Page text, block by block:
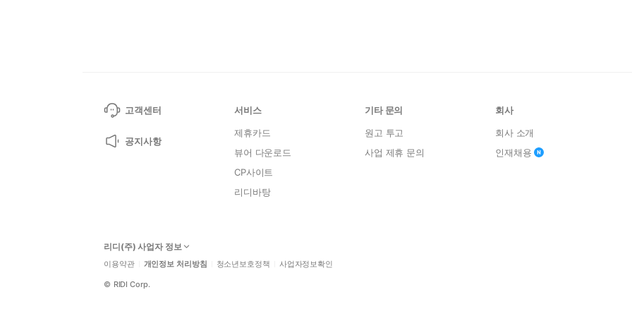
고객센터
공지사항
서비스
제휴카드
뷰어 다운로드
CP사이트
리디바탕
기타 문의
원고 투고
사업 제휴 문의
회사
회사 소개
인재채용
리디(주) 사업자 정보
이용약관 개인정보 처리방침 청소년보호정책 사업자정보확인
© RIDI Corp.